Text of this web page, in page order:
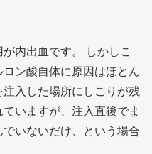
内出血です。 しかしこ
ン酸自体に原因はほとん
入した場所にしこりが残
いますが、注入直後でま
いないだけ、という場合